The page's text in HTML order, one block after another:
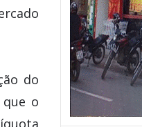
do
o